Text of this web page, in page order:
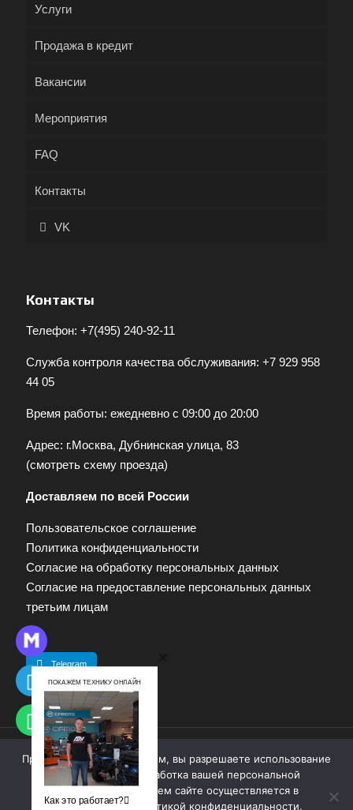
Услуги
Продажа в кредит
Вакансии
Мероприятия
FAQ
Контакты
VK
Контакты
Телефон: +7(495) 240-92-11
Служба контроля качества обслуживания: +7 929 958
44 05
Время работы: ежедневно с 09:00 до 20:00
Адрес: г.Москва, Дубнинская улица, 83
(смотреть схему проезда)
Доставляем по всей России
Пользовательское соглашение
Политика конфиденциальности
Согласие на обработку персональных данных
Согласие на предоставление персональных данных
третьим лицам
Telegram
© 2009—2025. Квадропарк. Все права защищены.
Материалы, размещенные на сайте, не являются
публичной офертой. Для получения информации
Продолжая работу с сайтом, вы разрешаете использование
cookie-файлов. Обработка вашей персональной
информации на нашем сайте осуществляется в
соответствии с
политикой конфиденциальности.
ПОКАЖЕМ ТЕХНИКУ ОНЛАЙН
Как это работает?